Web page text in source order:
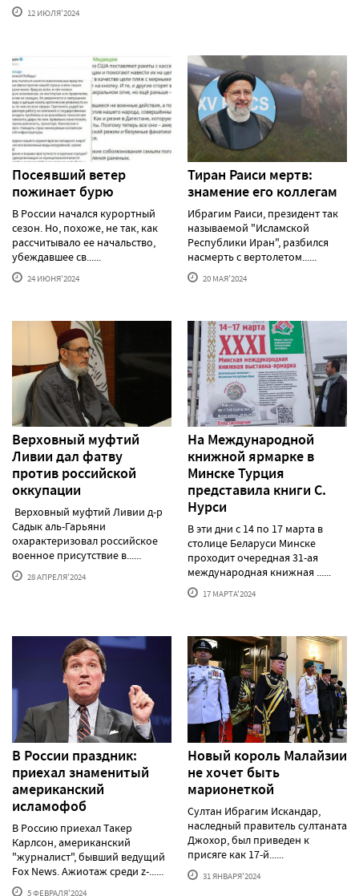
12 ИЮЛЯ'2024
Посеявший ветер
пожинает бурю
В России начался курортный
сезон. Но, похоже, не так, как
рассчитывало ее начальство,
убеждавшее св......
24 ИЮНЯ'2024
Тиран Раиси мертв:
знамение его коллегам
Ибрагим Раиси, президент так
называемой "Исламской
Республики Иран", разбился
насмерть с вертолетом......
20 МАЯ'2024
Верховный муфтий
Ливии дал фатву
против российской
оккупации
Верховный муфтий Ливии д-р
Садык аль-Гарьяни
охарактеризовал российское
военное присутствие в......
28 АПРЕЛЯ'2024
На Международной
книжной ярмарке в
Минске Турция
представила книги С.
Нурси
В эти дни с 14 по 17 марта в
столице Беларуси Минске
проходит очередная 31-ая
международная книжная ......
17 МАРТА'2024
В России праздник:
приехал знаменитый
американский
исламофоб
В Россию приехал Такер
Карлсон, американский
"журналист", бывший ведущий
Fox News. Ажиотаж среди z-......
5 ФЕВРАЛЯ'2024
Новый король Малайзии
не хочет быть
марионеткой
Султан Ибрагим Искандар,
наследный правитель султаната
Джохор, был приведен к
присяге как 17-й......
31 ЯНВАРЯ'2024